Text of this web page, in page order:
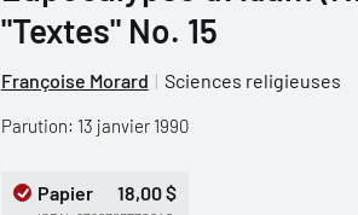
"Textes" No. 15
Françoise Morard Sciences religieuses
Parution: 13 janvier 1990
Papier 18,00 $